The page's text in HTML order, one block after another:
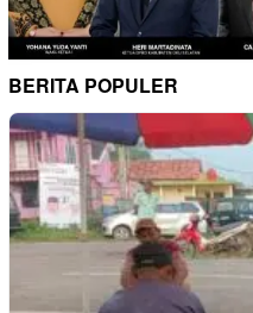
BERITA POPULER